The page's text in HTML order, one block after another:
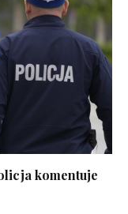
komentuje